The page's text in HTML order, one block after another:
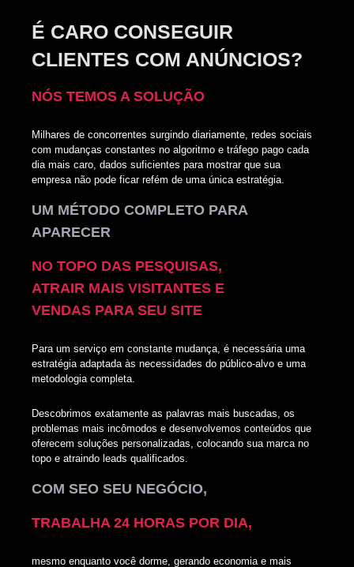
É CARO CONSEGUIR
CLIENTES COM ANÚNCIOS?
NÓS TEMOS A SOLUÇÃO
Milhares de concorrentes surgindo diariamente, redes sociais
com mudanças constantes no algoritmo e tráfego pago cada
dia mais caro, dados suficientes para mostrar que sua
empresa não pode ficar refém de uma única estratégia.
UM MÉTODO COMPLETO PARA
APARECER
NO TOPO DAS PESQUISAS,
ATRAIR MAIS VISITANTES E
VENDAS PARA SEU SITE
Para um serviço em constante mudança, é necessária uma
estratégia adaptada às necessidades do público-alvo e uma
metodologia completa.
Descobrimos exatamente as palavras mais buscadas, os
problemas mais incômodos e desenvolvemos conteúdos que
oferecem soluções personalizadas, colocando sua marca no
topo e atraindo leads qualificados.
COM SEO SEU NEGÓCIO,
TRABALHA 24 HORAS POR DIA,
mesmo enquanto você dorme, gerando economia e mais